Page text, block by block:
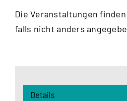
Die Veranstaltungen
falls nicht anders
Details